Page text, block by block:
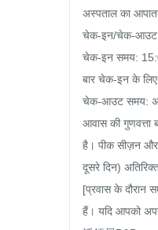
अस्पताल का
चेक-इन/चेक-आउट
चेक-इन समय:
बार चेक-इन के
चेक-आउट समय:
आवास की गुणवत्ता
है। पीक सीज़न और
दूसरे दिन)
[प्रवास के दौरान
हैं। यदि आपको